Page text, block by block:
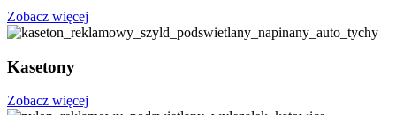
Zobacz więcej
Kasetony
Zobacz więcej